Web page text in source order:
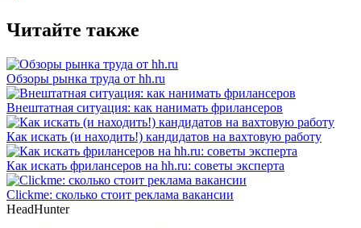
Читайте также
Обзоры рынка труда от hh.ru
Внештатная ситуация: как нанимать фрилансеров
Как искать (и находить!) кандидатов на вахтовую работу
Как искать фрилансеров на hh.ru: советы эксперта
Clickme: сколько стоит реклама вакансии
HeadHunter